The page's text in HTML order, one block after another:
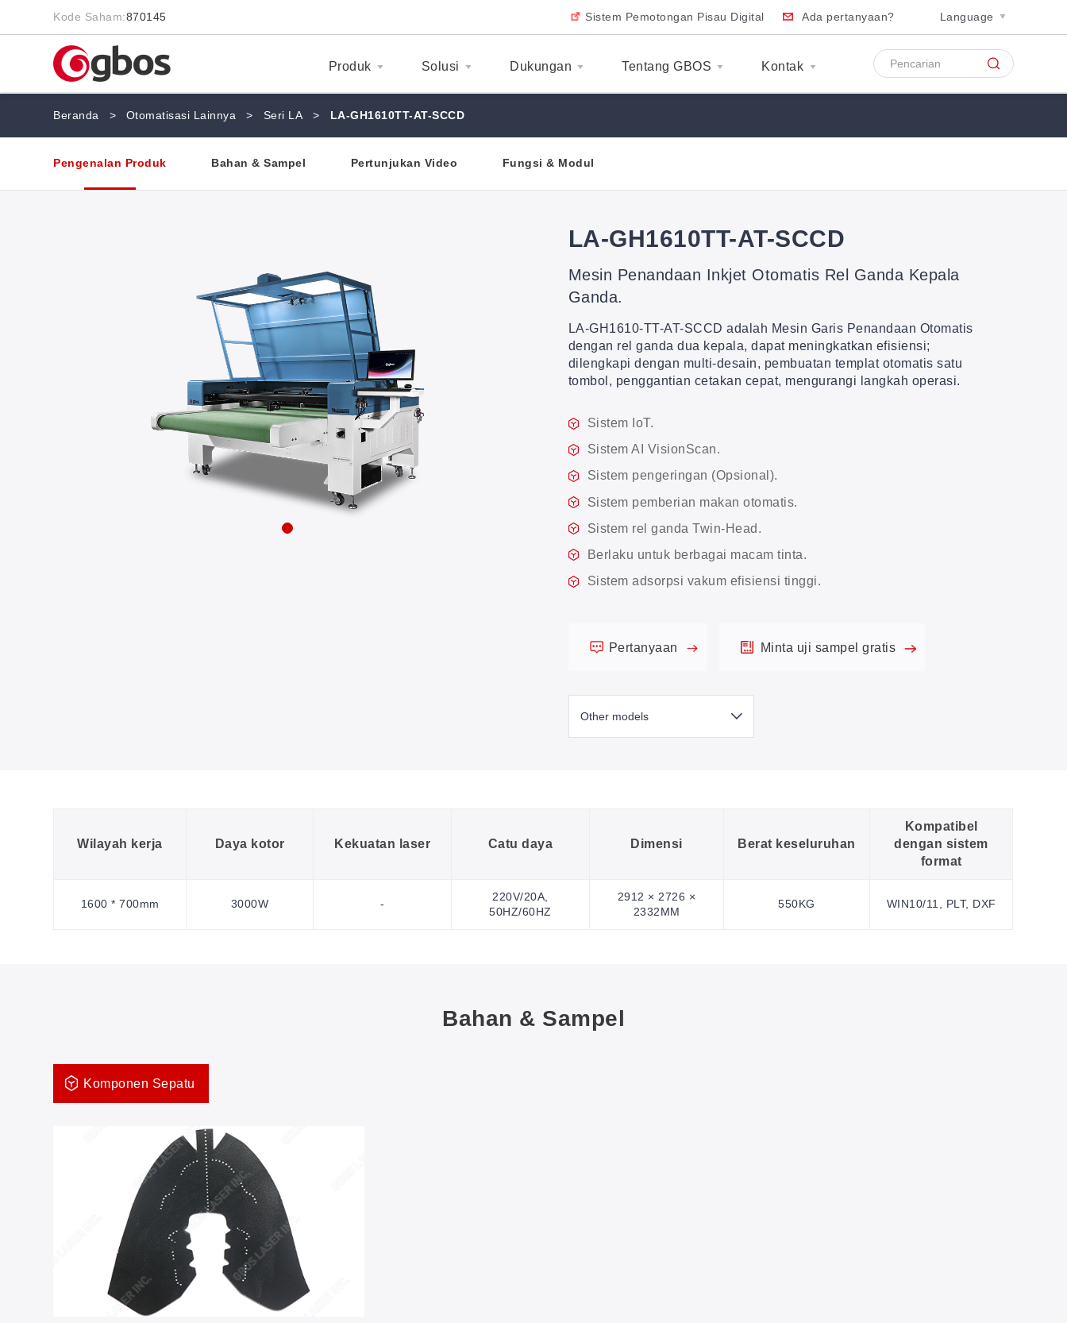
Kode Saham:870145 Sistem Pemotongan Pisau Digital Ada pertanyaan? Language
Produk Solusi Dukungan Tentang GBOS Kontak
Beranda > Otomatisasi Lainnya > Seri LA > LA-GH1610TT-AT-SCCD
Pengenalan Produk Bahan & Sampel Pertunjukan Video Fungsi & Modul
LA-GH1610TT-AT-SCCD
Mesin Penandaan Inkjet Otomatis Rel Ganda Kepala
Ganda.
LA-GH1610-TT-AT-SCCD adalah Mesin Garis Penandaan Otomatis
dengan rel ganda dua kepala, dapat meningkatkan efisiensi;
dilengkapi dengan multi-desain, pembuatan templat otomatis satu
tombol, penggantian cetakan cepat, mengurangi langkah operasi.
Sistem IoT.
Sistem AI VisionScan.
Sistem pengeringan (Opsional).
Sistem pemberian makan otomatis.
Sistem rel ganda Twin-Head.
Berlaku untuk berbagai macam tinta.
Sistem adsorpsi vakum efisiensi tinggi.
Pertanyaan Minta uji sampel gratis
Wilayah kerja Daya kotor Kekuatan laser Catu daya Dimensi Berat keseluruhan
Kompatibel
dengan sistem
format
1600 * 700mm 3000W -
220V/20A,
50HZ/60HZ
2912 × 2726 ×
2332MM
550KG WIN10/11, PLT, DXF
Bahan & Sampel
Komponen Sepatu